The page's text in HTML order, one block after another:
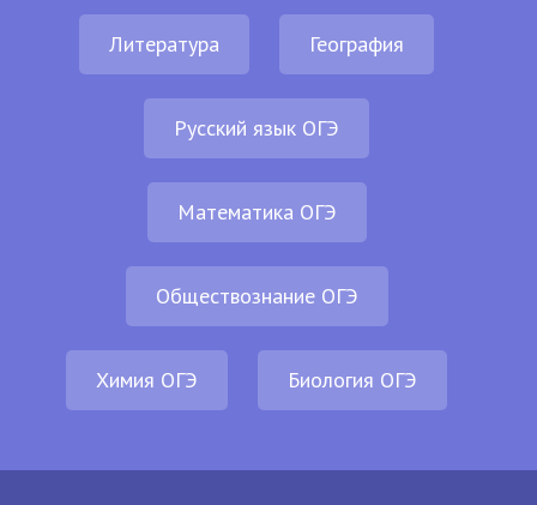
Литература География
Русский язык ОГЭ
Математика ОГЭ
Обществознание ОГЭ
Химия ОГЭ Биология ОГЭ